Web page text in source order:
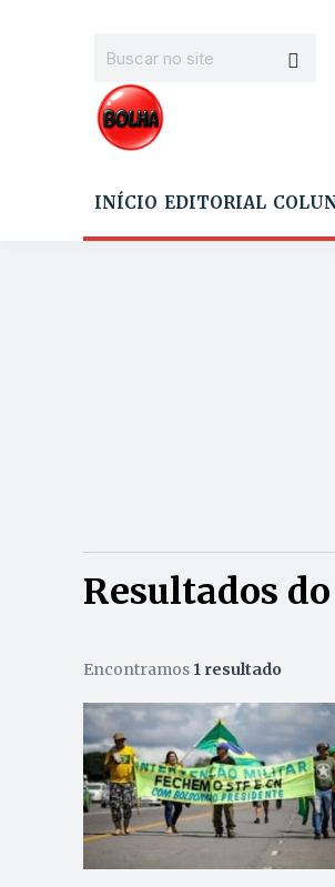
INÍCIO EDITORIAL
Resultados
Encontramos 1 resultado